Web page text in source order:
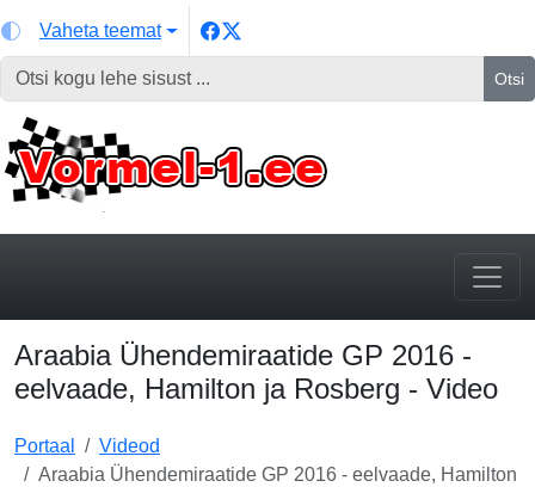
Vaheta teemat
Otsi
Araabia Ühendemiraatide GP 2016 -
eelvaade, Hamilton ja Rosberg - Video
Portaal
Videod
Araabia Ühendemiraatide GP 2016 - eelvaade, Hamilton